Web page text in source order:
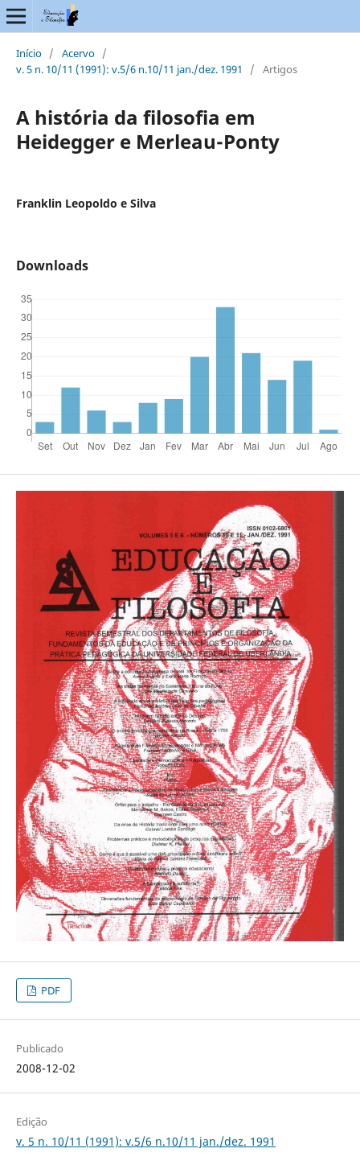
Início / Acervo /
v. 5 n. 10/11 (1991): v.5/6 n.10/11 jan./dez. 1991
/ Artigos
A história da filosofia em
Heidegger e Merleau-Ponty
Franklin Leopoldo e Silva
Downloads
PDF
Publicado
2008-12-02
Edição
v. 5 n. 10/11 (1991): v.5/6 n.10/11 jan./dez. 1991